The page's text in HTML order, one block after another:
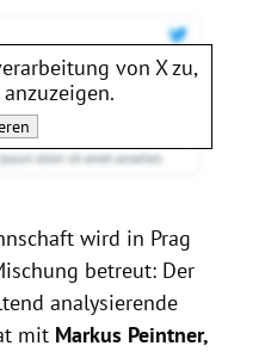
von Xzu,
wird in Prag
betreut: Der
analysierende
mit Markus Peintner,